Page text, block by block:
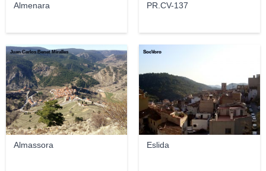
Almenara PR.CV-137
Almassora
Juan Carlos Benet Miralles
Eslida
SocVoro